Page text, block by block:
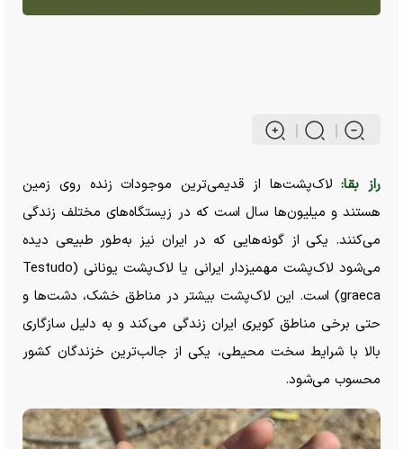
راز بقا:لاک‌پشت‌ها از قدیمی‌ترین موجودات زنده روی زمین
هستند و میلیون‌ها سال است که در زیستگاه‌های مختلف زندگی
می‌کنند. یکی از گونه‌هایی که در ایران نیز به‌طور طبیعی دیده
می‌شود لاک‌پشت مهمیزدار ایرانی یا لاک‌پشت یونانی (Testudo
graeca) است. این لاک‌پشت بیشتر در مناطق خشک، دشت‌ها و
حتی برخی مناطق کویری ایران زندگی می‌کند و به دلیل سازگاری
بالا با شرایط سخت محیطی، یکی از جالب‌ترین خزندگان کشور
محسوب می‌شود.